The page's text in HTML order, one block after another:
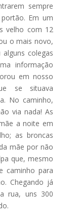
sempre
Em um
velho com 12
o mais novo,
colegas
informação
em nosso
se situava
No caminho,
via nada! As
a noite em
as broncas
mãe por não
que, mesmo
caminho para
Chegando já
rua, uns 300